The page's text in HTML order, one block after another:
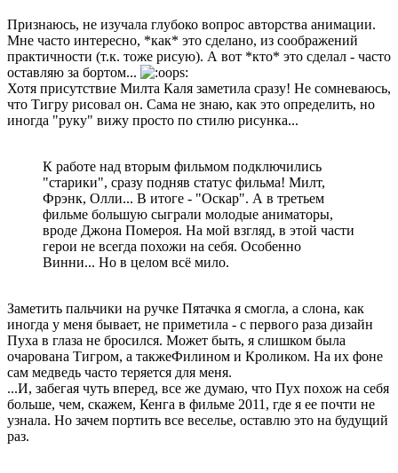
Признаюсь, не изучала глубоко вопрос авторства анимации.
Мне часто интересно, *как* это сделано, из соображений
практичности (т.к. тоже рисую). А вот *кто* это сделал - часто
оставляю за бортом...
Хотя присутствие Милта Каля заметила сразу! Не сомневаюсь,
что Тигру рисовал он. Сама не знаю, как это определить, но
иногда "руку" вижу просто по стилю рисунка...
К работе над вторым фильмом подключились
"старики", сразу подняв статус фильма! Милт,
Фрэнк, Олли... В итоге - "Оскар". А в третьем
фильме большую сыграли молодые аниматоры,
вроде Джона Помероя. На мой взгляд, в этой части
герои не всегда похожи на себя. Особенно
Винни... Но в целом всё мило.
Заметить пальчики на ручке Пятачка я смогла, а слона, как
иногда у меня бывает, не приметила - с первого раза дизайн
Пуха в глаза не бросился. Может быть, я слишком была
очарована Тигром, а такжеФилином и Кроликом. На их фоне
сам медведь часто теряется для меня.
...И, забегая чуть вперед, все же думаю, что Пух похож на себя
больше, чем, скажем, Кенга в фильме 2011, где я ее почти не
узнала. Но зачем портить все веселье, оставлю это на будущий
раз.